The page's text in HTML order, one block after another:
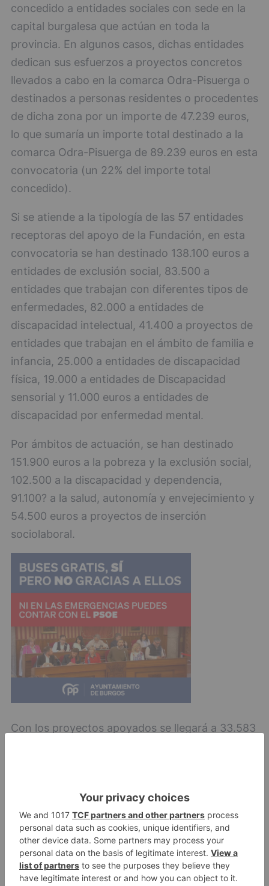
concedido a entidades sociales con sede en la
capital burgalesa que actúan en toda la
provincia. En algunos casos, dichas entidades
dedican sus esfuerzos a proyectos concretos
llevados a cabo en la comarca Odra-Pisuerga o
destinados a personas residentes o procedentes
de dicha zona por un importe de 47.239 euros,
lo que sumaría un importe total destinado a la
comarca Odra-Pisuerga de 89.239 euros en esta
convocatoria (un 22% del importe total
concedido).
Si se atiende a la tipología de las 57 entidades
receptoras del apoyo de la Fundación, en esta
convocatoria se han destinado 138.100 euros a
entidades de exclusión social, 83.500 a
entidades que trabajan con diferentes tipos de
enfermedades, 82.000 a entidades de
discapacidad intelectual, 41.400 a proyectos de
entidades que trabajan en el ámbito de familia e
infancia, 25.000 a entidades de discapacidad
física, 19.000 a entidades de Discapacidad
sensorial y 11.000 euros a entidades de
discapacidad por enfermedad mental.
Por ámbitos de actuación, se han destinado
151.900 euros a la pobreza y la exclusión social,
102.500 a la discapacidad y dependencia,
91.100? a la salud, autonomía y envejecimiento y
54.500 euros a proyectos de inserción
sociolaboral.
Con los proyectos apoyados se llegará a 33.583
Aranda y la Ribera del Duero (264), Miranda de
Ebro (1.156) y Las Merindades (190). Los
proyectos destinados a los 30.870 beneficiarios
restantes serán desarrollados por entidades
cuya sede se encuentra en Burgos capital,